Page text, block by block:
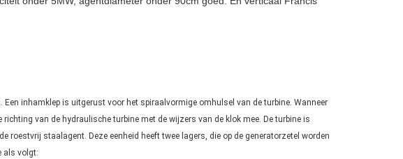
inhamklep is uitgerust voor het spiraalvormige omhulsel van de turbine. Wanneer
richting van de hydraulische turbine met de wijzers van de klok mee. De turbine is
roestvrij staalagent. Deze eenheid heeft twee lagers, die op de generatorzetel worden
als volgt: